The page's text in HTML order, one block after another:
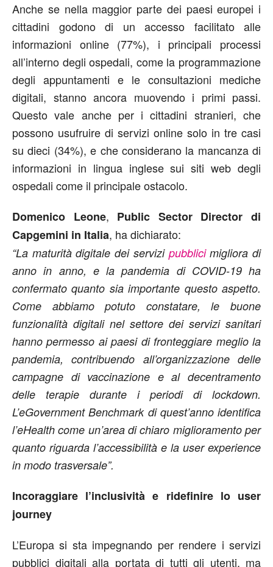
Anche se nella maggior parte dei paesi europei i
cittadini godono di un accesso facilitato alle
informazioni online (77%), i principali processi
all’interno degli ospedali, come la programmazione
degli appuntamenti e le consultazioni mediche
digitali, stanno ancora muovendo i primi passi.
Questo vale anche per i cittadini stranieri, che
possono usufruire di servizi online solo in tre casi
su dieci (34%), e che considerano la mancanza di
informazioni in lingua inglese sui siti web degli
ospedali come il principale ostacolo.
Domenico Leone, Public Sector Director di
Capgemini in Italia, ha dichiarato:
“La maturità digitale dei servizi pubblicimigliora di
anno in anno, e la pandemia di COVID-19 ha
confermato quanto sia importante questo aspetto.
Come abbiamo potuto constatare, le buone
funzionalità digitali nel settore dei servizi sanitari
hanno permesso ai paesi di fronteggiare meglio la
pandemia, contribuendo all’organizzazione delle
campagne di vaccinazione e al decentramento
delle terapie durante i periodi di lockdown.
L’eGovernment Benchmark di quest’anno identifica
l’eHealth come un’area di chiaro miglioramento per
quanto riguarda l’accessibilità e la user experience
in modo trasversale”.
Incoraggiare l’inclusività e ridefinire lo user
journey
L’Europa si sta impegnando per rendere i servizi
pubblici digitali alla portata di tutti gli utenti, ma